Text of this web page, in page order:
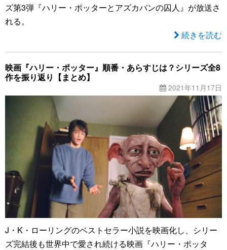
ズ第3弾『ハリー・ポッターとアズカバンの囚人』が放送さ
れる。
続きを読む
映画『ハリー・ポッター』順番・あらすじは？シリーズ全8
作を振り返り【まとめ】
2021年11月17日
J・K・ローリングのベストセラー小説を映画化し、シリー
ズ完結後も世界中で愛され続ける映画『ハリー・ポッタ